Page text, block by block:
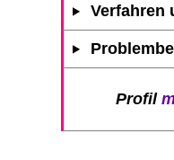
Verfahren
Profil